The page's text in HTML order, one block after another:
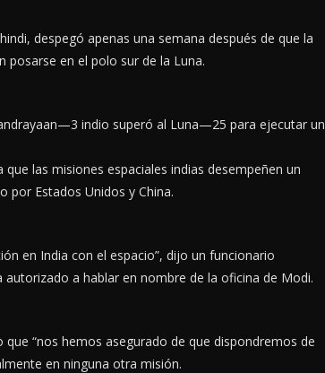
despegó apenas una semana después de que la
posarse en el polo sur de la Luna.
indio superó al Luna—25 para ejecutar un
las misiones espaciales indias desempeñen un
por Estados Unidos y China.
en India con el espacio”, dijo un funcionario
a hablar en nombre de la oficina de Modi.
“nos hemos asegurado de que dispondremos de
en ninguna otra misión.